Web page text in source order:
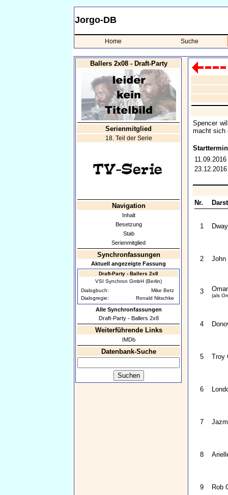
Jorgo-DB
Home Suche
Ballers 2x08 - Draft-Party
Serienmitglied
18. Teil der Serie
Navigation
Inhalt
Besetzung
Stab
Serienmitglied
Synchronfassungen
Aktuell angezeigte Fassung
Draft-Party - Ballers 2x8
VSI Synchron GmbH (Berlin)
Dialogbuch:
Mike Betz
Dialogregie:
Ronald Nitschke
Alle Synchronfassungen
Draft-Party - Ballers 2x8
Weiterführende Links
IMDb
Datenbank-Suche
Spencer
macht sich
11.09.2016
23.12.2016
Nr.
1
2 John
3
(als
4
5 Troy
6
7
8
9 Rob